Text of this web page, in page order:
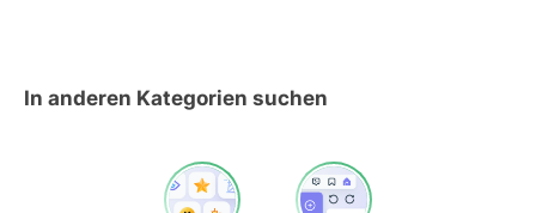
In anderen Kategorien suchen